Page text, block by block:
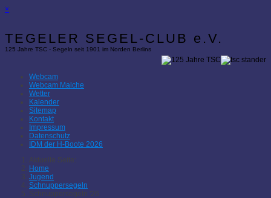
×
TEGELER SEGEL-CLUB e.V.
125 Jahre TSC - Segeln seit 1901 im Norden Berlins
Webcam
Webcam Malche
Wetter
Kalender
Sitemap
Kontakt
Impressum
Datenschutz
IDM der H-Boote 2026
Aktuelle Seite:
Home
Jugend
Schnuppersegeln
Schnuppersegeln '26